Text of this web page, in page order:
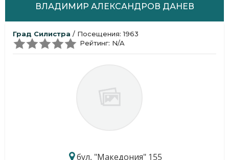
ВЛАДИМИР АЛЕКСАНДРОВ ДАНЕВ
Град Силистра / Посещения: 1963
Рейтинг: N/A
бул. "Македония" 155